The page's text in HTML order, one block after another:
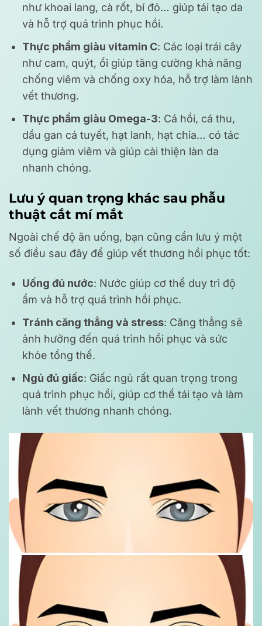
như khoai lang, cà rốt, bí đỏ… giúp tái tạo da
và hỗ trợ quá trình phục hồi.
Thực phẩm giàu vitamin C: Các loại trái cây
như cam, quýt, ổi giúp tăng cường khả năng
chống viêm và chống oxy hóa, hỗ trợ làm lành
vết thương.
Thực phẩm giàu Omega-3: Cá hồi, cá thu,
dầu gan cá tuyết, hạt lanh, hạt chia… có tác
dụng giảm viêm và giúp cải thiện làn da
nhanh chóng.
Lưu ý quan trọng khác sau phẫu
thuật cắt mí mắt
Ngoài chế độ ăn uống, bạn cũng cần lưu ý một
số điều sau đây để giúp vết thương hồi phục tốt:
Uống đủ nước: Nước giúp cơ thể duy trì độ
ẩm và hỗ trợ quá trình hồi phục.
Tránh căng thẳng và stress: Căng thẳng sẽ
ảnh hưởng đến quá trình hồi phục và sức
khỏe tổng thể.
Ngủ đủ giấc: Giấc ngủ rất quan trọng trong
quá trình phục hồi, giúp cơ thể tái tạo và làm
lành vết thương nhanh chóng.